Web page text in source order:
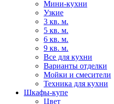
Мини-кухни
Узкие
3 кв. м.
5 кв. м.
6 кв. м.
9 кв. м.
Все для кухни
Варианты отделки
Мойки и смесители
Техника для кухни
Шкафы-купе
Цвет